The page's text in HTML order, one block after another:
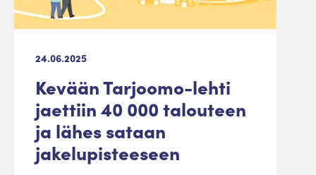
24.06.2025
Kevään Tarjoomo-lehti
jaettiin 40 000 talouteen
ja lähes sataan
jakelupisteeseen